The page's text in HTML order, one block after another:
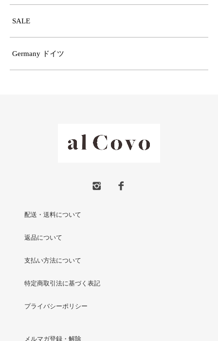
SALE
Germany ドイツ
配送・送料について
返品について
支払い方法について
特定商取引法に基づく表記
プライバシーポリシー
メルマガ登録・解除